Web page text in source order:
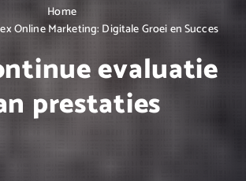
Home
Online Marketing: Digitale Groei en Succes
evaluatie
prestaties